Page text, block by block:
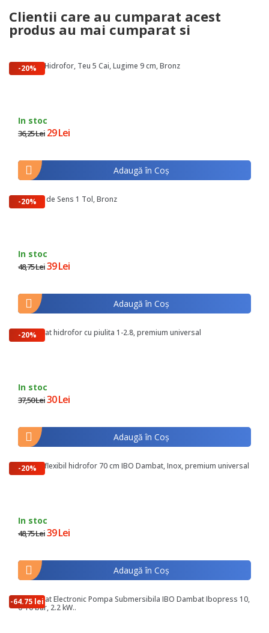
Clientii care au cumparat acest
produs au mai cumparat si
-20%
Racord Hidrofor, Teu 5 Cai, Lugime 9 cm, Bronz
In stoc
36,25 Lei 29 Lei
Adaugă în Coş
-20%
Supapa de Sens 1 Tol, Bronz
In stoc
48,75 Lei39 Lei
Adaugă în Coş
-20%
Presostat hidrofor cu piulita 1-2.8, premium universal
In stoc
37,50 Lei30 Lei
Adaugă în Coş
-20%
Racord flexibil hidrofor 70 cm IBO Dambat, Inox, premium universal
In stoc
48,75 Lei39 Lei
Adaugă în Coş
-64.75 lei
Presostat Electronic Pompa Submersibila IBO Dambat Ibopress 10,
0-10 bar, 2.2 kW..